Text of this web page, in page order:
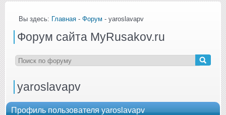
Вы здесь: Главная - Форум - yaroslavapv
Форум сайта MyRusakov.ru
yaroslavapv
Профиль пользователя yaroslavapv